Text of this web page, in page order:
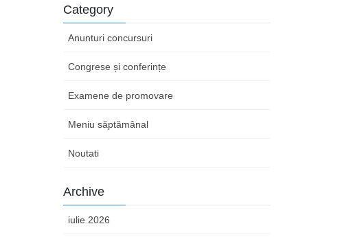
Category
Anunturi concursuri
Congrese și conferințe
Examene de promovare
Meniu săptămânal
Noutati
Archive
iulie 2026